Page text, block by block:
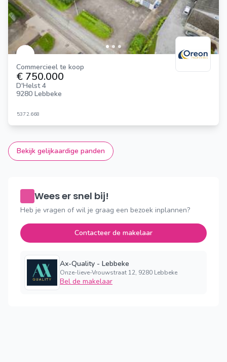
Commercieel te koop
€ 750.000
D'Helst 4
9280 Lebbeke
5372.668
Bekijk gelijkaardige panden
Wees er snel bij!
Heb je vragen of wil je graag een bezoek inplannen?
Contacteer de makelaar
Ax-Quality - Lebbeke
Onze-lieve-Vrouwstraat 12, 9280 Lebbeke
Bel de makelaar